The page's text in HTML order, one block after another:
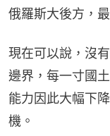
俄羅斯大後方，
現在可以說，沒
邊界，每一寸國
能力因此大幅下
機。